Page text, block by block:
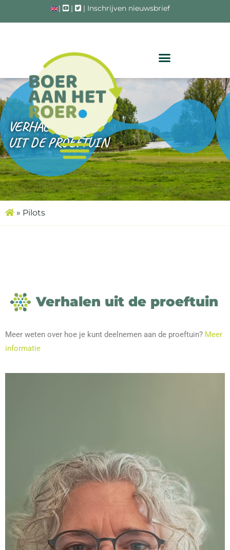
| | | Inschrijven nieuwsbrief
VERHALEN
UIT DE PROEFTUIN
» Pilots
Verhalen uit de proeftuin
Meer weten over hoe je kunt deelnemen aan de proeftuin? Meer
informatie